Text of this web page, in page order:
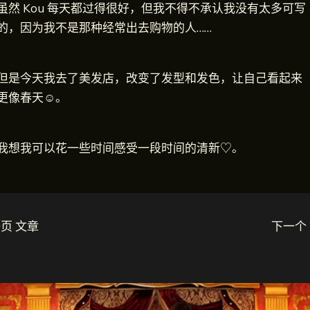
然 Kou 每天都过得很好，但我不得不承认我没有太多可写
，因为我不是那种经常出去购物的人……
是今天我去了美发店，改变了发型和发色，让自己看起来
像春天☺。
想我可以花一些时间感受一段时间的清新♡。
文章 下一